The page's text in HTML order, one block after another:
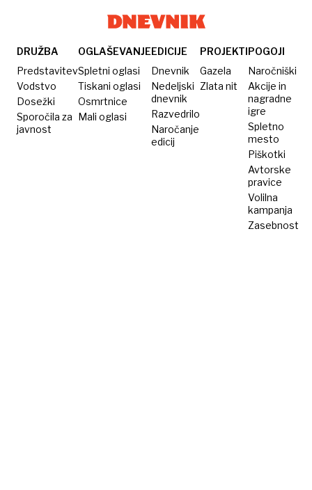
DRUŽBA
Predstavitev
Vodstvo
Dosežki
Sporočila za
javnost
OGLAŠEVANJE
Spletni oglasi
Tiskani oglasi
Osmrtnice
Mali oglasi
EDICIJE
Dnevnik
Nedeljski
dnevnik
Razvedrilo
Naročanje
edicij
PROJEKTI
Gazela
Zlata nit
POGOJI
Naročniški
Akcije in
nagradne
igre
Spletno
mesto
Piškotki
Avtorske
pravice
Volilna
kampanja
Zasebnost